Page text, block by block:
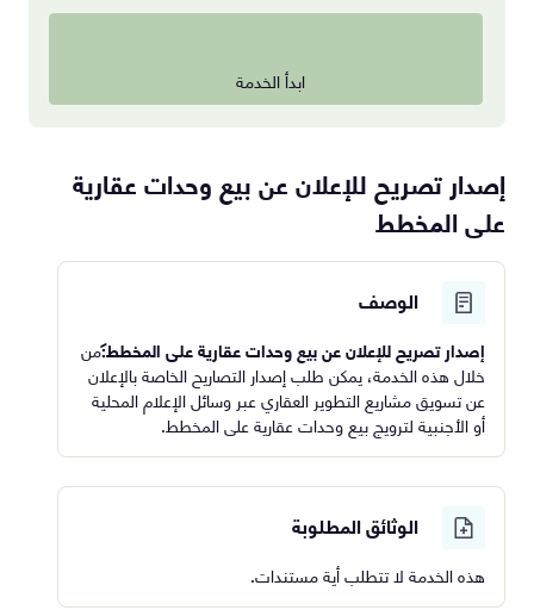
ابدأ الخدمة
إصدار تصريح للإعلان عن بيع وحدات عقارية
على المخطط
الوصف
إصدار تصريح للإعلان عن بيع وحدات عقارية على المخطط:من
خلال هذه الخدمة، يمكن طلب إصدار التصاريح الخاصة بالإعلان
عن تسويق مشاريع التطوير العقاري عبر وسائل الإعلام المحلية
أو الأجنبية لترويج بيع وحدات عقارية على المخطط.
الوثائق المطلوبة
هذه الخدمة لا تتطلب أية مستندات.